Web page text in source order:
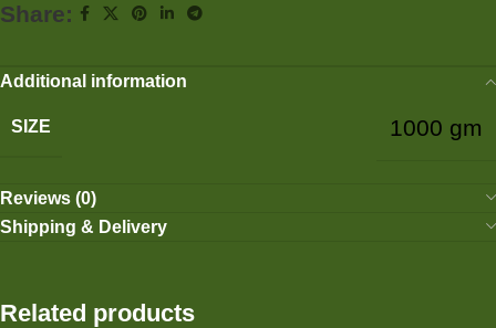
Share:
Additional information
SIZE 1000 gm
Reviews (0)
Shipping & Delivery
Related products